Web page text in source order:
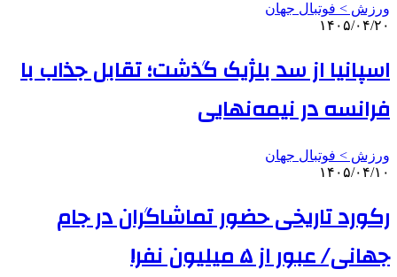
ورزش > فوتبال جهان
۱۴۰۵/۰۴/۲۰
اسپانیا از سد بلژیک گذشت؛ تقابل جذاب با
فرانسه در نیمه‌نهایی
ورزش > فوتبال جهان
۱۴۰۵/۰۴/۱۰
رکورد تاریخی حضور تماشاگران در جام
جهانی/ عبور از ۵ میلیون نفر!